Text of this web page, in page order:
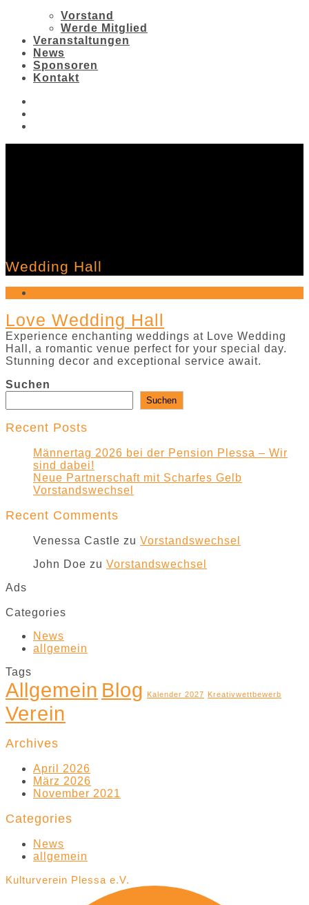
Vorstand
Werde Mitglied
Veranstaltungen
News
Sponsoren
Kontakt
Wedding Hall
Love Wedding Hall
Experience enchanting weddings at Love Wedding
Hall, a romantic venue perfect for your special day.
Stunning decor and exceptional service await.
Suchen
Suchen
Recent Posts
Männertag 2026 bei der Pension Plessa – Wir
sind dabei!
Neue Partnerschaft mit Scharfes Gelb
Vorstandswechsel
Recent Comments
Venessa Castle zu Vorstandswechsel
John Doe zu Vorstandswechsel
Ads
Categories
News
allgemein
Tags
Allgemein Blog Kalender 2027 Kreativwettbewerb
Verein
Archives
April 2026
März 2026
November 2021
Categories
News
allgemein
Kulturverein Plessa e.V.